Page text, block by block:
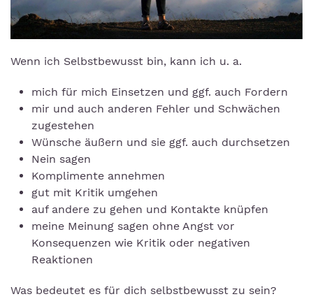
Wenn ich Selbstbewusst bin, kann ich u. a.
mich für mich Einsetzen und ggf. auch Fordern
mir und auch anderen Fehler und Schwächen
zugestehen
Wünsche äußern und sie ggf. auch durchsetzen
Nein sagen
Komplimente annehmen
gut mit Kritik umgehen
auf andere zu gehen und Kontakte knüpfen
meine Meinung sagen ohne Angst vor
Konsequenzen wie Kritik oder negativen
Reaktionen
Was bedeutet es für dich selbstbewusst zu sein?